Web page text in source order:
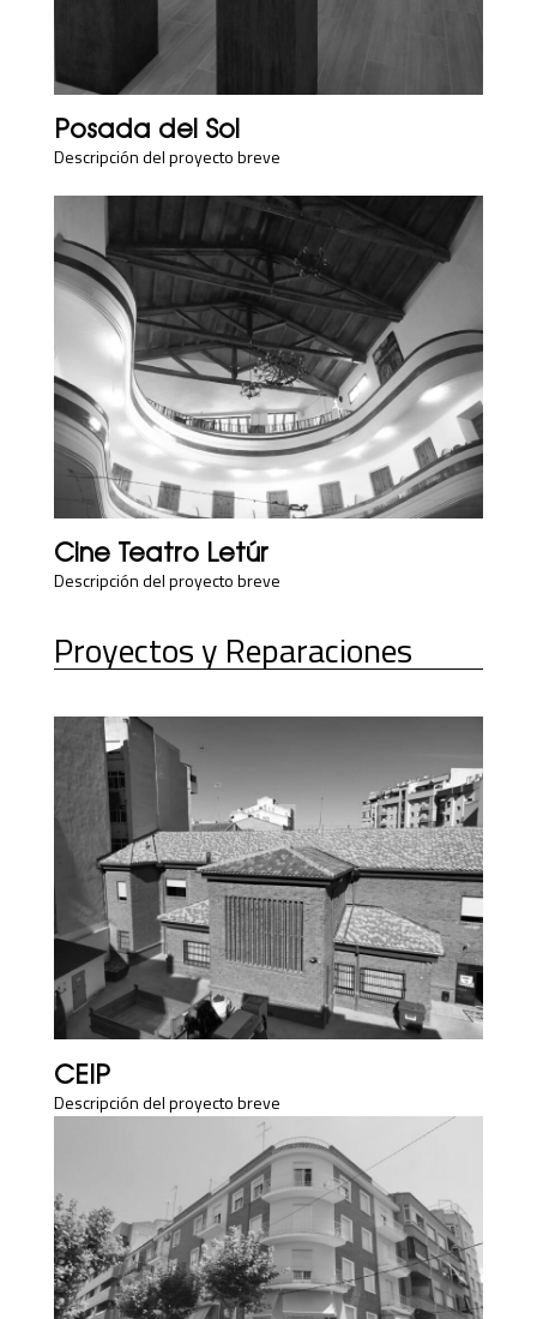
Posada del Sol
Descripción del proyecto breve
Cine Teatro Letúr
Descripción del proyecto breve
Proyectos y Reparaciones
CEIP
Descripción del proyecto breve